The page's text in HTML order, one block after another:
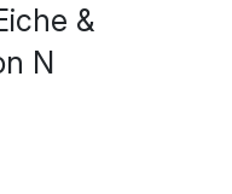
&
N